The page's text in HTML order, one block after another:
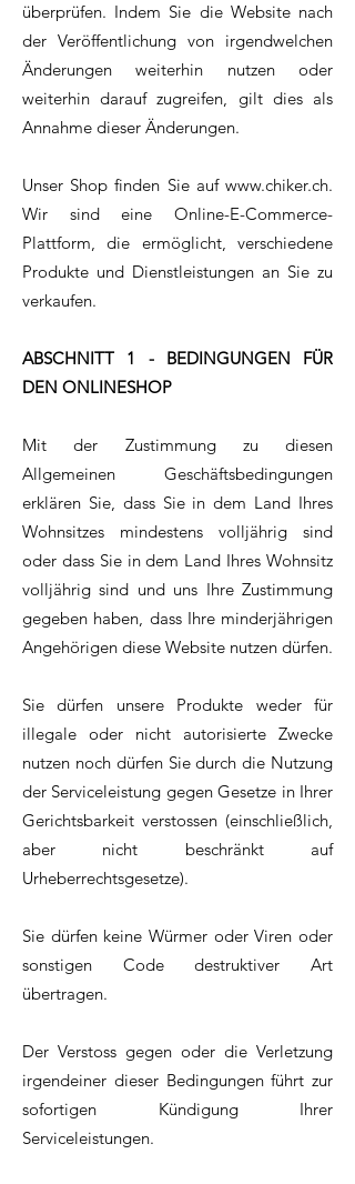
überprüfen. Indem Sie die Website nach
der Veröffentlichung von irgendwelchen
Änderungen weiterhin nutzen oder
weiterhin darauf zugreifen, gilt dies als
Annahme dieser Änderungen.
Unser Shop finden Sie auf www.chiker.ch.
Wir sind eine Online-E-Commerce-
Plattform, die ermöglicht, verschiedene
Produkte und Dienstleistungen an Sie zu
verkaufen.
ABSCHNITT 1 - BEDINGUNGEN FÜR
DEN ONLINESHOP
Mit der Zustimmung zu diesen
Allgemeinen Geschäftsbedingungen
erklären Sie, dass Sie in dem Land Ihres
Wohnsitzes mindestens volljährig sind
oder dass Sie in dem Land Ihres Wohnsitz
volljährig sind und uns Ihre Zustimmung
gegeben haben, dass Ihre minderjährigen
Angehörigen diese Website nutzen dürfen.
Sie dürfen unsere Produkte weder für
illegale oder nicht autorisierte Zwecke
nutzen noch dürfen Sie durch die Nutzung
der Serviceleistung gegen Gesetze in Ihrer
Gerichtsbarkeit verstossen (einschließlich,
aber nicht beschränkt auf
Urheberrechtsgesetze).
Sie dürfen keine Würmer oder Viren oder
sonstigen Code destruktiver Art
übertragen.
Der Verstoss gegen oder die Verletzung
irgendeiner dieser Bedingungen führt zur
sofortigen Kündigung Ihrer
Serviceleistungen.